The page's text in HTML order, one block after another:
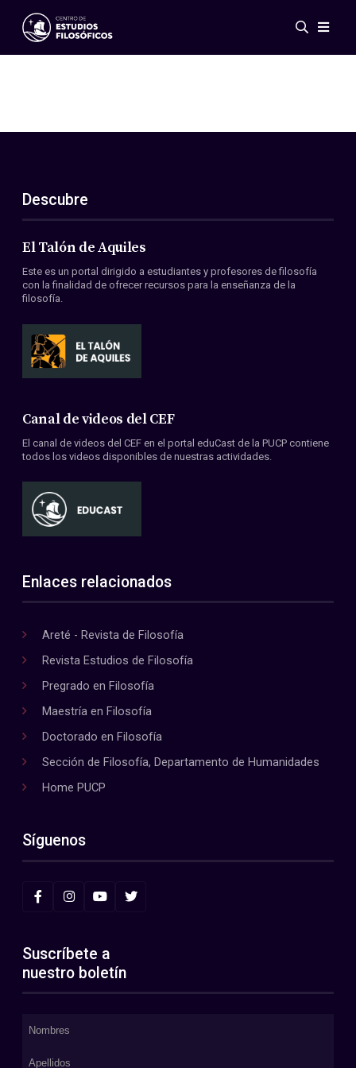
Eventos
ES
EN
Acerca de nosotros
Miembros
Convenios
Descubre
El Talón de Aquiles
Este es un portal dirigido a estudiantes y profesores de filosofía
con la finalidad de ofrecer recursos para la enseñanza de la
filosofía.
Canal de videos del CEF
El canal de videos del CEF en el portal eduCast de la PUCP contiene
todos los videos disponibles de nuestras actividades.
Enlaces relacionados
Areté - Revista de Filosofía
Revista Estudios de Filosofía
Pregrado en Filosofía
Maestría en Filosofía
Doctorado en Filosofía
Sección de Filosofía, Departamento de Humanidades
Home PUCP
Síguenos
Suscríbete a
nuestro boletín